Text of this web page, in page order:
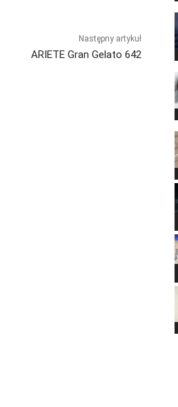
Następny artykuł
ARIETE Gran Gelato 642